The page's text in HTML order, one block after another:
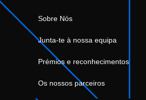
Sobre Nós
Junta-te à nossa equipa
Prémios e reconhecimentos
Os nossos parceiros